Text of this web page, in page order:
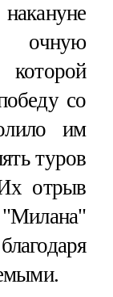
очную
со
им
туров
отрыв